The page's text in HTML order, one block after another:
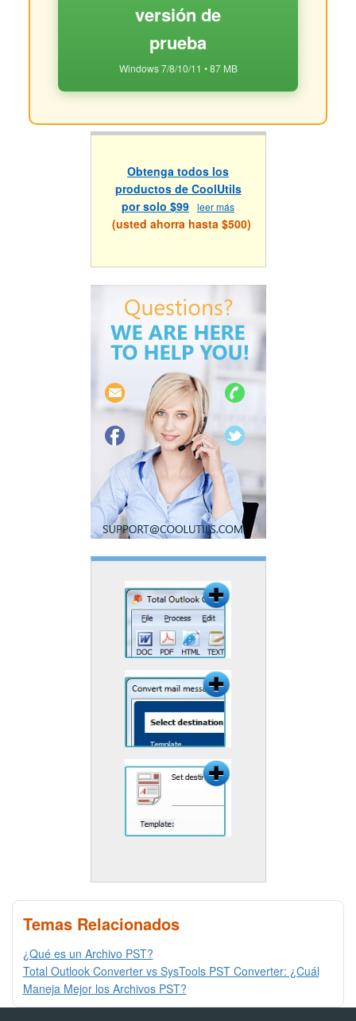
versión de
prueba
Windows 7/8/10/11 • 87 MB
Obtenga todos los
productos de CoolUtils
por solo $99 leer más
(usted ahorra hasta $500)
Temas Relacionados
¿Qué es un Archivo PST?
Total Outlook Converter vs SysTools PST Converter: ¿Cuál
Maneja Mejor los Archivos PST?